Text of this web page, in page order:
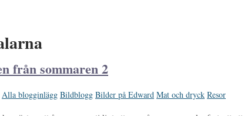
från sommaren 2
Alla blogginlägg Bildblogg Bilder på Edward Mat och dryck Resor